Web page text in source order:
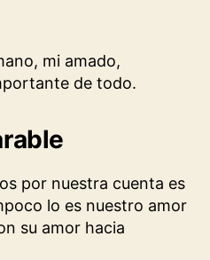
mi amado,
de todo.
por nuestra cuenta es
lo es nuestro amor
su amor hacia